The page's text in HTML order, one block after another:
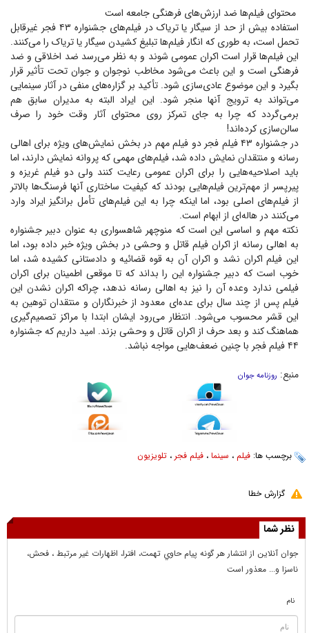
محتوای فیلم‌ها ضد ارزش‌های فرهنگی جامعه است
استفاده بیش از حد از سیگار یا تریاک در فیلم‌های جشنواره ۴۳ فجر غیرقابل
تحمل است، به طوری که انگار فیلم‌ها تبلیغ کشیدن سیگار یا تریاک را می‌کنند.
این فیلم‌ها قرار است اکران عمومی شوند و به نظر می‌رسد ضد اخلاقی و ضد
فرهنگی است و این باعث می‌شود مخاطب نوجوان و جوان تحت تأثیر قرار
بگیرد و این موضوع عادی‌سازی شود. تأکید بر گزاره‌های منفی در آثار سینمایی
می‌تواند به ترویج آنها منجر شود. این ایراد البته به مدیران سابق هم
برمی‌گردد که چرا به جای تمرکز روی محتوای آثار وقت خود را صرف
سالن‌سازی کرده‌اند!
در جشنواره ۴۳ فیلم فجر دو فیلم مهم در بخش نمایش‌های ویژه برای اهالی
رسانه و منتقدان نمایش داده شد، فیلم‌های مهمی که پروانه نمایش دارند، اما
باید اصلاحیه‌هایی را برای اکران عمومی رعایت کنند ولی دو فیلم غریزه و
پیرپسر از مهم‌ترین فیلم‌هایی بودند که کیفیت ساختاری آنها فرسنگ‌ها بالاتر
از فیلم‌های اصلی بود، اما اینکه چرا به این فیلم‌های تأمل برانگیز ایراد وارد
می‌کنند در هاله‌ای از ابهام است.
نکته مهم و اساسی این است که منوچهر شاهسواری به عنوان دبیر جشنواره
به اهالی رسانه از اکران فیلم قاتل و وحشی در بخش ویژه خبر داده بود، اما
این فیلم اکران نشد و اکران آن به قوه قضائیه و دادستانی کشیده شد، اما
خوب است که دبیر جشنواره این را بداند که تا موقعی اطمینان برای اکران
فیلمی ندارد وعده آن را نیز به اهالی رسانه ندهد، چراکه اکران نشدن این
فیلم پس از چند سال برای عده‌ای معدود از خبرنگاران و منتقدان توهین به
این قشر محسوب می‌شود. انتظار می‌رود ایشان ابتدا با مراکز تصمیم‌گیری
هماهنگ کند و بعد حرف از اکران قاتل و وحشی بزند. امید داریم که جشنواره
۴۴ فیلم فجر با چنین ضعف‌هایی مواجه نباشد.
منبع: روزنامه جوان
برچسب ها: فیلم ، سینما ، فیلم فجر ، تلویزیون
گزارش خطا
نظر شما
جوان آنلاين از انتشار هر گونه پيام حاوي تهمت، افترا، اظهارات غير مرتبط ، فحش،
ناسزا و... معذور است
نام